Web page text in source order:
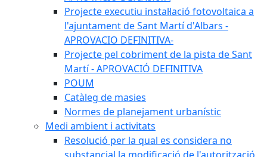
Projecte executiu instal·lació fotovoltaica a
l'ajuntament de Sant Martí d'Albars -
APROVACIO DEFINITIVA-
Projecte pel cobriment de la pista de Sant
Martí - APROVACIÓ DEFINITIVA
POUM
Catàleg de masies
Normes de planejament urbanístic
Medi ambient i activitats
Resolució per la qual es considera no